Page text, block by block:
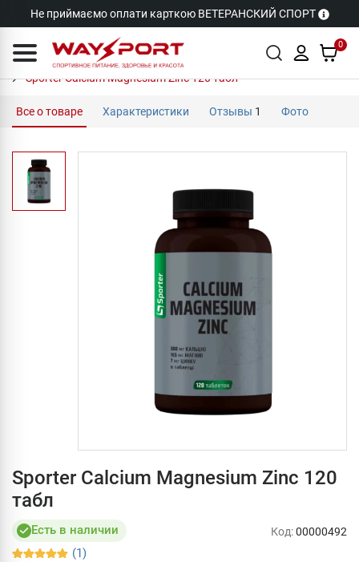
Не приймаємо оплати карткою ВЕТЕРАНСКИЙ СПОРТ
0
Sporter Calcium Magnesium Zinc 120 табл
Все о товаре Характеристики Отзывы 1 Фото
Sporter Calcium Magnesium Zinc 120
табл
Есть в наличии
(1)
Код:00000492